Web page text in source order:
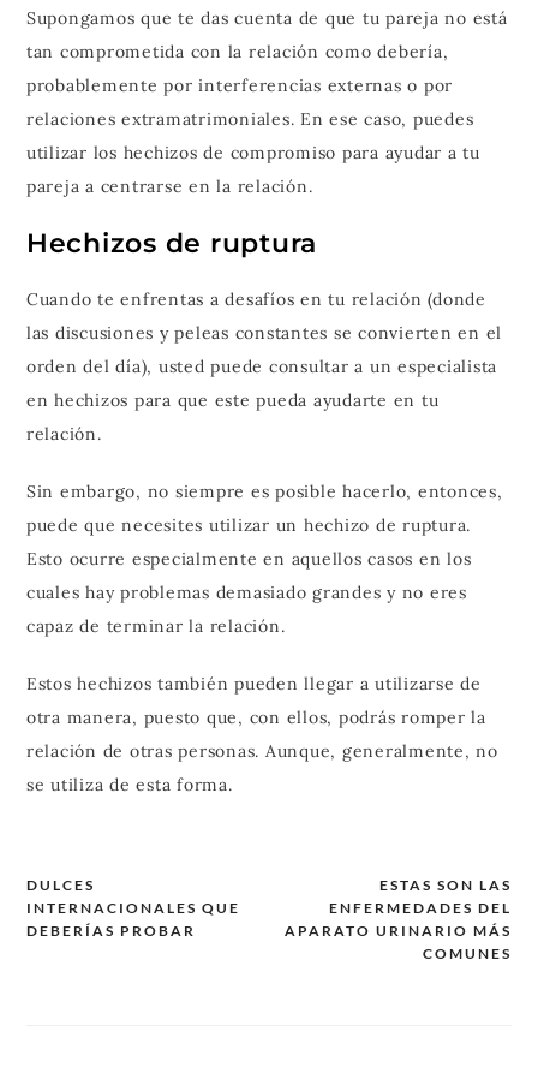
Supongamos que te das cuenta de que tu pareja no está
tan comprometida con la relación como debería,
probablemente por interferencias externas o por
relaciones extramatrimoniales. En ese caso, puedes
utilizar los hechizos de compromiso para ayudar a tu
pareja a centrarse en la relación.
Hechizos de ruptura
Cuando te enfrentas a desafíos en tu relación (donde
las discusiones y peleas constantes se convierten en el
orden del día), usted puede consultar a un especialista
en hechizos para que este pueda ayudarte en tu
relación.
Sin embargo, no siempre es posible hacerlo, entonces,
puede que necesites utilizar un hechizo de ruptura.
Esto ocurre especialmente en aquellos casos en los
cuales hay problemas demasiado grandes y no eres
capaz de terminar la relación.
Estos hechizos también pueden llegar a utilizarse de
otra manera, puesto que, con ellos, podrás romper la
relación de otras personas. Aunque, generalmente, no
se utiliza de esta forma.
Navegación
ESTAS SON LAS
ENFERMEDADES DEL
APARATO URINARIO MÁS
COMUNES
DULCES
INTERNACIONALES QUE
DEBERÍAS PROBAR